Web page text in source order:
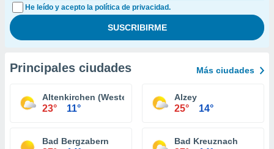
He leído y acepto la política de privacidad.
Principales ciudades Más ciudades
Altenkirchen (Westerwald)
23° 11°
Alzey
25° 14°
Bad Bergzabern Bad Kreuznach